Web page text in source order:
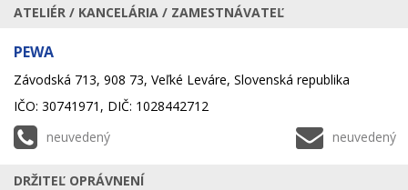
ATELIÉR / KANCELÁRIA / ZAMESTNÁVATEĽ
PEWA
Závodská 713, 908 73, Veľké Leváre, Slovenská republika
IČO: 30741971, DIČ: 1028442712
neuvedený
neuvedený
DRŽITEĽ OPRÁVNENÍ